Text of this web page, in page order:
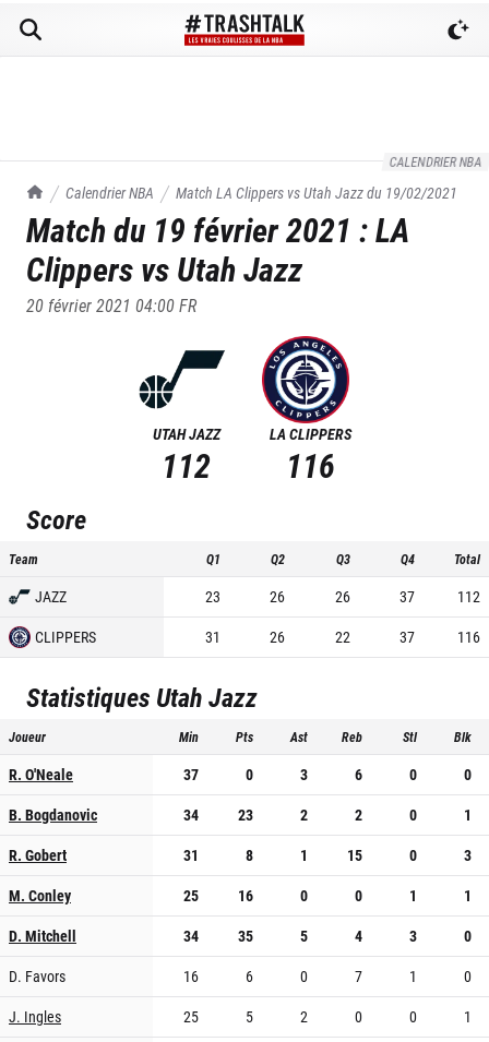
CALENDRIER NBA
TrashTalk Actu NBA
Calendrier NBA Match LA Clippers vsUtah Jazzdu 19/02/2021
Match du 19 février 2021 :LA
Clippers vs Utah Jazz
20 février 2021 04:00FR
UTAH JAZZ
112
LA CLIPPERS
116
Score
Team Q1 Q2 Q3 Q4 Total
JAZZ 23 26 26 37
112
CLIPPERS
31 26 22 37 116
Statistiques Utah Jazz
Joueur Min Pts Ast Reb Stl Blk
R. O'Neale 37 0 3 6 0
0
B. Bogdanovic
34 23 2 2 0
1
R. Gobert
31 8 1 15 0
3
M. Conley
25 16 0 0 1
1
D. Mitchell
34 35 5 4 3
0
D. Favors
16 6 0 7 1
0
J. Ingles
25 5 2 0 0
1